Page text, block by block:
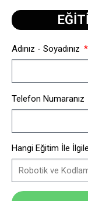
Adınız - Soyadınız
Telefon Numaranız
Hangi Eğitim İle